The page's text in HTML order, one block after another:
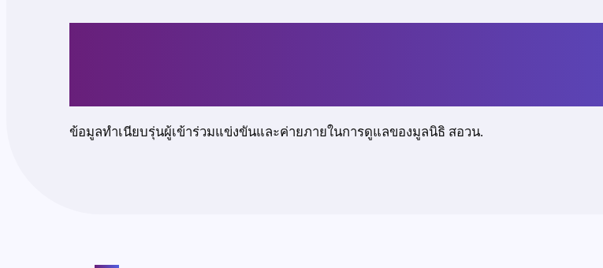
ข้อมูลทำเนียบรุ่นผู้เข้าร่วมแข่งขันและค่ายภายในการดูแลของมูลนิธิ สอวน.